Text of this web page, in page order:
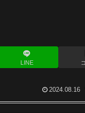
LINE
2024.08.16